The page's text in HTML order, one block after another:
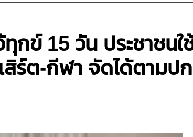
กข์ 15 วัน ประชาชน
สิร์ต-กีฬา จัดได้ตามป